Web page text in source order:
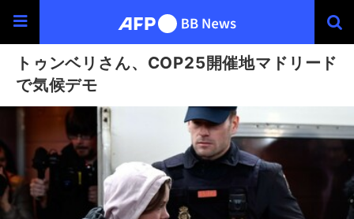
トゥンベリさん、COP25開催地マドリード
で気候デモ